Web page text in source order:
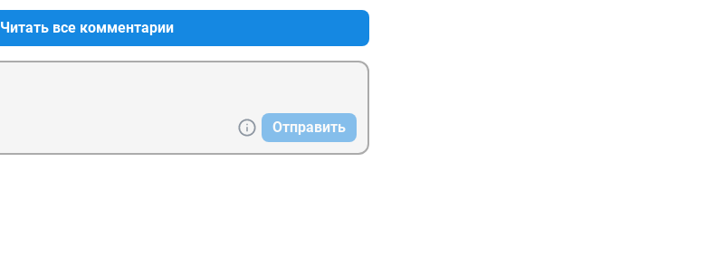
Читать все комментарии
Отправить